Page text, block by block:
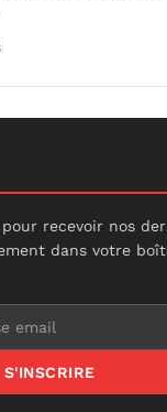
recevoir nos
dans votre
S'INSCRIRE